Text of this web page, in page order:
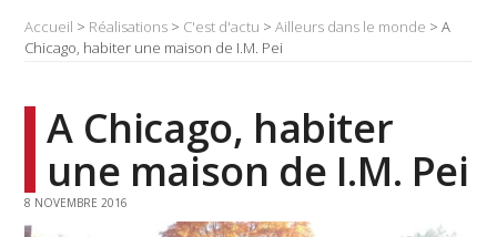
Accueil > Réalisations > C'est d'actu >Ailleurs dans le monde > A
Chicago, habiter une maison de I.M. Pei
A Chicago, habiter
une maison de I.M. Pei
8 NOVEMBRE 2016